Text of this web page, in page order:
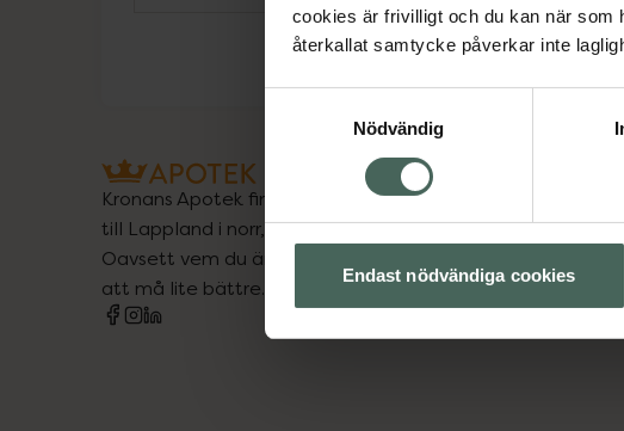
cookies är frivilligt och du kan när som
återkallat samtycke påverkar inte
Nödvändig
Endast nödvändiga cookies
Kronans Apotek finns här för dig. Du hittar oss från Skåne i
till Lappland i norr, och online i mobilen och på datorn.
Oavsett vem du är så är det vårt uppdrag att hjälpa just
att må lite bättre. Välkommen att prata med oss.